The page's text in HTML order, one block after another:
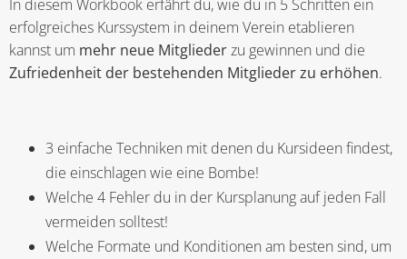
In diesem Workbook erfährt du, wie du in 5 Schritten ein
erfolgreiches Kurssystem in deinem Verein etablieren
kannst um mehr neue Mitgliederzu gewinnen und die
Zufriedenheit der bestehenden Mitglieder zu erhöhen.
3 einfache Techniken mit denen du Kursideen findest,
die einschlagen wie eine Bombe!
Welche 4 Fehler du in der Kursplanung auf jeden Fall
vermeiden solltest!
Welche Formate und Konditionen am besten sind, um